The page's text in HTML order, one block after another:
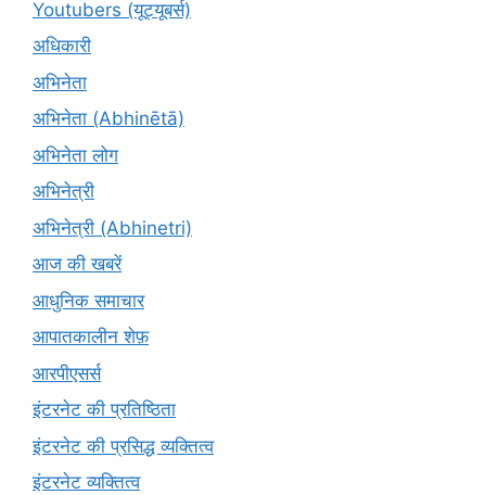
Youtubers (यूट्यूबर्स)
अधिकारी
अभिनेता
अभिनेता (Abhinētā)
अभिनेता लोग
अभिनेत्री
अभिनेत्री (Abhinetri)
आज की खबरें
आधुनिक समाचार
आपातकालीन शेफ़
आरपीएसर्स
इंटरनेट की प्रतिष्ठिता
इंटरनेट की प्रसिद्ध व्यक्तित्व
इंटरनेट व्यक्तित्व